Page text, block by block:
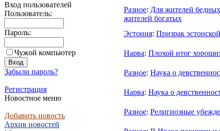
Вход пользователей
Пользователь:
Пароль:
Чужой компьютер
Забыли пароль?
Регистрация
Новостное меню
Добавить новость
Архив новостей
Разное: Для жителей
жителей богатых
Эстония: Призрак
Нарва: Плохой итог
Разное: Наука о
Нарва: Наука о
Разное: Религиозные